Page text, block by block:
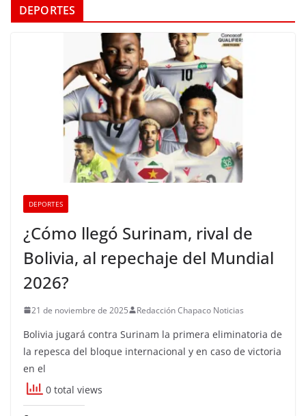
DEPORTES
DEPORTES
¿Cómo llegó Surinam, rival de
Bolivia, al repechaje del Mundial
2026?
21 de noviembre de 2025 Redacción Chapaco Noticias
Bolivia jugará contra Surinam la primera eliminatoria de
la repesca del bloque internacional y en caso de victoria
en el
0 total views